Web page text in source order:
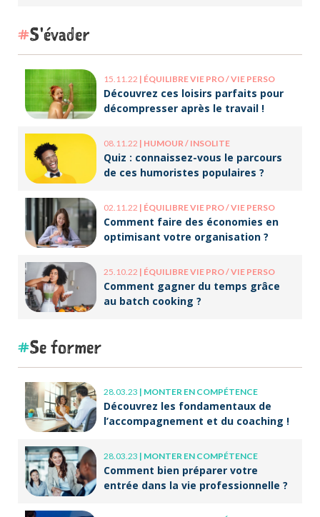
S'évader
15.11.22 | ÉQUILIBRE VIE PRO / VIE PERSO
Découvrez ces loisirs parfaits pour
décompresser après le travail !
08.11.22 | HUMOUR / INSOLITE
Quiz : connaissez-vous le parcours
de ces humoristes populaires ?
02.11.22 | ÉQUILIBRE VIE PRO / VIE PERSO
Comment faire des économies en
optimisant votre organisation ?
25.10.22 | ÉQUILIBRE VIE PRO / VIE PERSO
Comment gagner du temps grâce
au batch cooking ?
Se former
28.03.23 | MONTER EN COMPÉTENCE
Découvrez les fondamentaux de
l’accompagnement et du coaching !
28.03.23 | MONTER EN COMPÉTENCE
Comment bien préparer votre
entrée dans la vie professionnelle ?